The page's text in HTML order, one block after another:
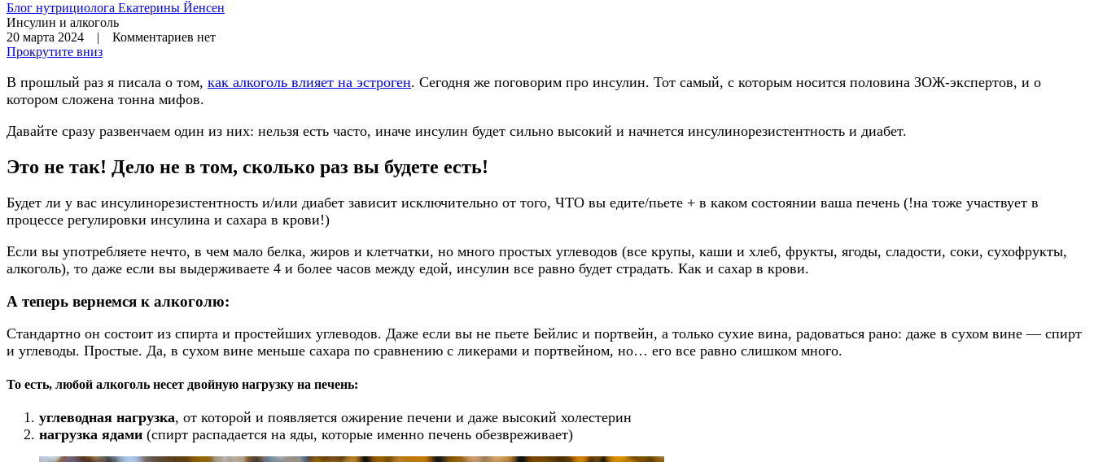
Блог нутрициолога Екатерины Йенсен
Инсулин и алкоголь
20 марта 2024 | Комментариев нет
Прокрутите вниз
В прошлый раз я писала о том, как алкоголь влияет на эстроген. Сегодня же поговорим про инсулин. Тот самый, с которым носится половина ЗОЖ-экспертов, и о
котором сложена тонна мифов.
Давайте сразу развенчаем один из них: нельзя есть часто, иначе инсулин будет сильно высокий и начнется инсулинорезистентность и диабет.
Это не так! Дело не в том, сколько раз вы будете есть!
Будет ли у вас инсулинорезистентность и/или диабет зависит исключительно от того, ЧТО вы едите/пьете + в каком состоянии ваша печень (!на тоже участвует в
процессе регулировки инсулина и сахара в крови!)
Если вы употребляете нечто, в чем мало белка, жиров и клетчатки, но много простых углеводов (все крупы, каши и хлеб, фрукты, ягоды, сладости, соки, сухофрукты,
алкоголь), то даже если вы выдерживаете 4 и более часов между едой, инсулин все равно будет страдать. Как и сахар в крови.
А теперь вернемся к алкоголю:
Стандартно он состоит из спирта и простейших углеводов. Даже если вы не пьете Бейлис и портвейн, а только сухие вина, радоваться рано: даже в сухом вине — спирт
и углеводы. Простые. Да, в сухом вине меньше сахара по сравнению с ликерами и портвейном, но… его все равно слишком много.
То есть, любой алкоголь несет двойную нагрузку на печень:
углеводная нагрузка, от которой и появляется ожирение печени и даже высокий холестерин
нагрузка ядами (спирт распадается на яды, которые именно печень обезвреживает)